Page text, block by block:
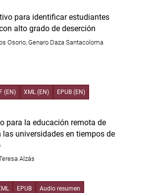
para identificar estudiantes
alto grado de deserción
Osorio, Genaro Daza Santacoloma
(EN) XML (EN) EPUB (EN)
para la educación remota de
las universidades en tiempos de
Alzás
EPUB Audio resumen